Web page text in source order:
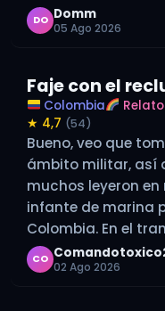
cuando es época
DO Domm
05 Ago 2026
Faje con el
Colombia
★ 4,7 (54)
Bueno, veo que
ámbito militar, así
muchos leyeron
infante de marina
Colombia. En el
mi nueva unidad
diferentes
CO
02 Ago 2026